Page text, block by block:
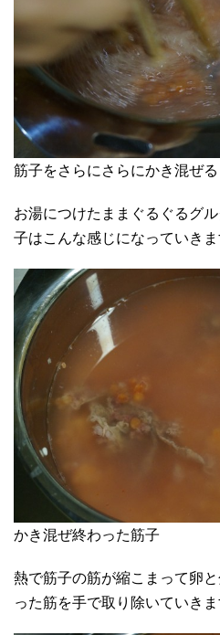
筋子をさらにさらにかき混ぜる
お湯につけたままぐるぐるグ
子はこんな感じになっていきま
かき混ぜ終わった筋子
熱で筋子の筋が縮こまって卵
った筋を手で取り除いていきま